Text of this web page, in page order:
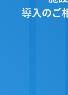
導入のご